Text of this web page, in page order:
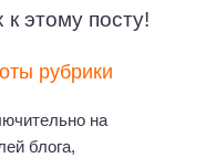
этому посту!
рубрики
на
блога,